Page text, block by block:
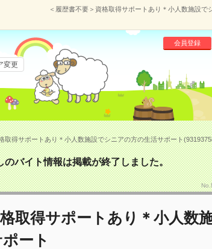
＜履歴書不要＞資格取得サポートあり＊小人数施設
会員登録
変更
取得サポートあり＊小人数施設でシニアの方の生活サポート
のバイト情報は掲載が終了しました。
取得サポートあり＊小人数
ート